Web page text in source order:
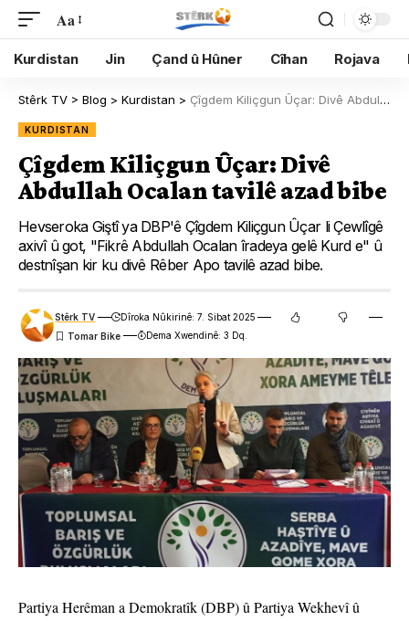
Aa
Kurdistan Jin Çand û Hûner Cîhan Rojava
Stêrk TV > Blog > Kurdistan > Çîgdem Kiliçgun Ûçar: Divê Abdullah Ocalan tavilê azad bibe
KURDISTAN
Çîgdem Kiliçgun Ûçar: Divê
Abdullah Ocalan tavilê azad bibe
Hevseroka Giştî ya DBP'ê Çîgdem Kiliçgun Ûçar li Çewlîgê
axivî û got, "Fikrê Abdullah Ocalan îradeya gelê Kurd e" û
destnîşan kir ku divê Rêber Apo tavilê azad bibe.
Stêrk TV
Dîroka Nûkirinê: 7. Sibat 2025
Dema Xwendinê: 3 Dq.
Partiya Herêman a Demokratîk (DBP) û Partiya Wekhevî û